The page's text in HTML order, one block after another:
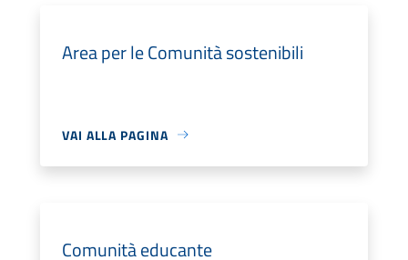
Area per le Comunità sostenibili
VAI ALLA PAGINA
Comunità educante